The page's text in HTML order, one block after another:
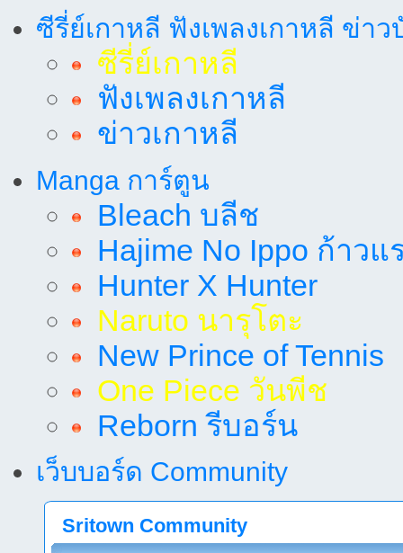
ซีรี่ย์เกาหลี ฟังเพลงเกาหลี ข่าว
ซีรี่ย์เกาหลี
ฟังเพลงเกาหลี
ข่าวเกาหลี
Manga การ์ตูน
Bleach บลีช
Hajime No Ippo ก้าวแ
Hunter X Hunter
Naruto นารุโตะ
New Prince of Tennis
One Piece วันพีช
Reborn รีบอร์น
เว็บบอร์ด Community
Sritown Community